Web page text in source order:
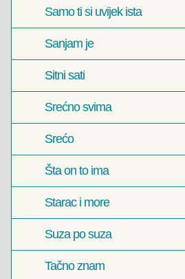
Samo ti si uvijek ista
Sanjam je
Sitni sati
Srećno svima
Srećo
Šta on to ima
Starac i more
Suza po suza
Tačno znam